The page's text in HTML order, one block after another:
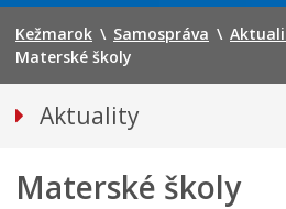
Kežmarok \ Samospráva \
Materské školy
Aktuality
Spravodajstvo
Materské školy